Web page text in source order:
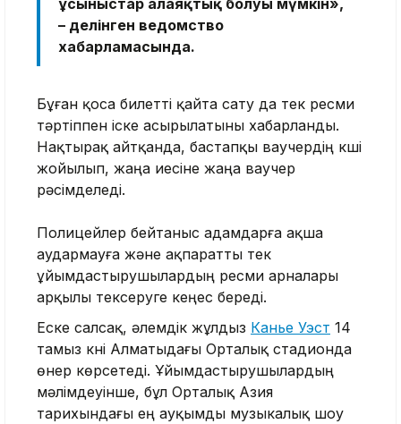
– делінген ведомство
хабарламасында.
Бұған қоса билетті қайта сату да тек ресми
тәртіппен іске асырылатыны хабарланды.
Нақтырақ айтқанда, бастапқы ваучердің күші
жойылып, жаңа иесіне жаңа ваучер
рәсімделеді.
Полицейлер бейтаныс адамдарға ақша
аудармауға және ақпаратты тек
ұйымдастырушылардың ресми арналары
арқылы тексеруге кеңес береді.
Еске салсақ, әлемдік жұлдыз Канье Уэст 14
тамыз күні Алматыдағы Орталық стадионда
өнер көрсетеді. Ұйымдастырушылардың
мәлімдеуінше, бұл Орталық Азия
тарихындағы ең ауқымды музыкалық шоу